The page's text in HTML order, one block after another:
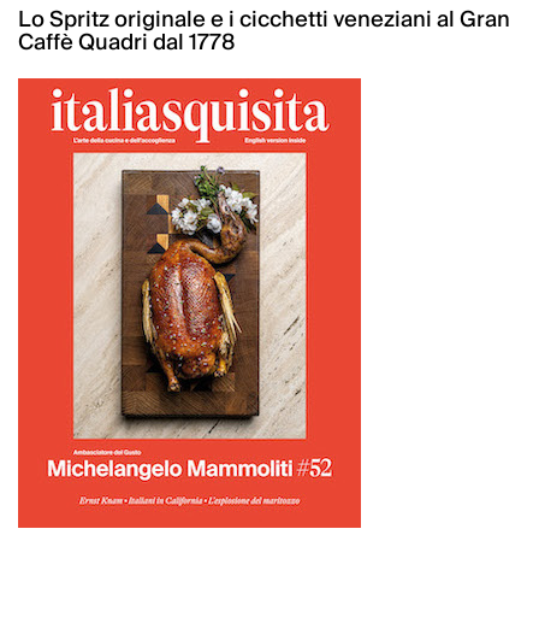
Lo Spritz originale e i cicchetti veneziani al Gran
Caffè Quadri dal 1778